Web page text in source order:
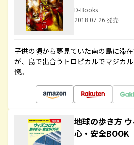
D-Books
2018.07.26 発売
子供の頃から夢見ていた南の島に滞
が、島で出合うトロピカルでマジカ
憶。
地球の歩き方
心・安全BOOK